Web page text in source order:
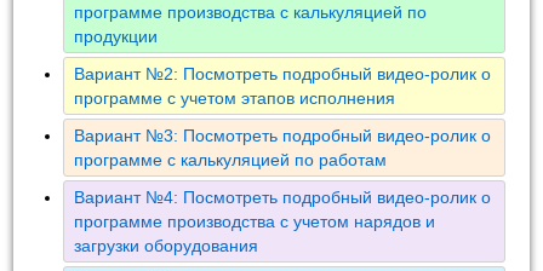
программе производства с калькуляцией по
продукции
Вариант №2: Посмотреть подробный видео-ролик о
программе с учетом этапов исполнения
Вариант №3: Посмотреть подробный видео-ролик о
программе с калькуляцией по работам
Вариант №4: Посмотреть подробный видео-ролик о
программе производства с учетом нарядов и
загрузки оборудования